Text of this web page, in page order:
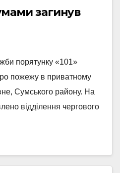
загинув
порятунку «101»
пожежу в приватному
Сумського району. На
відділення чергового